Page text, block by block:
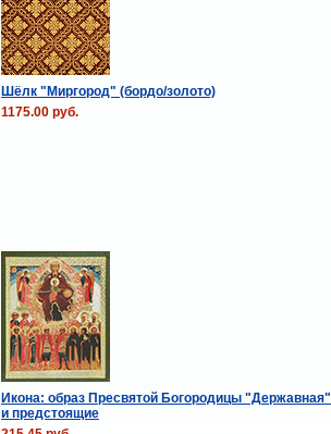
Шёлк "Миргород" (бордо/золото)
1175.00 руб.
Икона: образ Пресвятой Богородицы "Державная"
и предстоящие